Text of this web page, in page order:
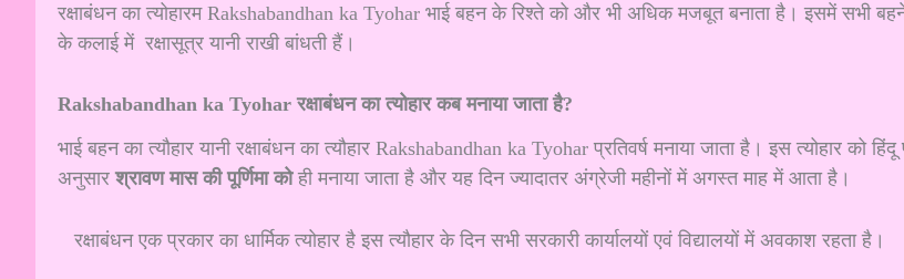
रक्षाबंधन का त्योहारम Rakshabandhan ka Tyohar भाई बहन के रिश्ते को और भी अधिक मजबूत बनाता है। इसमें सभी
के कलाई में रक्षासूत्र यानी राखी बांधती हैं।
Rakshabandhan ka Tyohar रक्षाबंधन का त्योहार कब मनाया जाता है?
भाई बहन का त्यौहार यानी रक्षाबंधन का त्यौहार Rakshabandhan ka Tyohar प्रतिवर्ष मनाया जाता है। इस त्योहार को
अनुसार श्रावण मास की पूर्णिमा को ही मनाया जाता है और यह दिन ज्यादातर अंग्रेजी महीनों में अगस्त माह में आता है।
रक्षाबंधन एक प्रकार का धार्मिक त्योहार है इस त्यौहार के दिन सभी सरकारी कार्यालयों एवं विद्यालयों में अवकाश रहता है।